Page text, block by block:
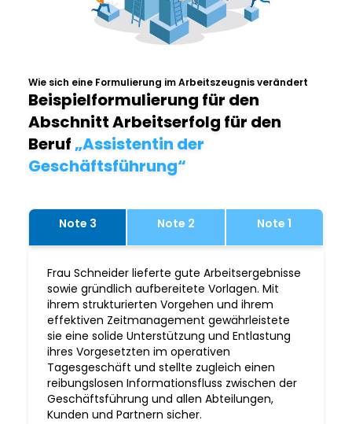
Wie sich eine Formulierung im Arbeitszeugnis verändert
Beispielformulierung für den
Abschnitt Arbeitserfolg für den
Beruf„Assistentin der
Geschäftsführung“
Note 3 Note 2 Note 1
Frau Schneider lieferte gute Arbeitsergebnisse
sowie gründlich aufbereitete Vorlagen. Mit
ihrem strukturierten Vorgehen und ihrem
effektiven Zeitmanagement gewährleistete
sie eine solide Unterstützung und Entlastung
ihres Vorgesetzten im operativen
Tagesgeschäft und stellte zugleich einen
reibungslosen Informationsfluss zwischen der
Geschäftsführung und allen Abteilungen,
Kunden und Partnern sicher.